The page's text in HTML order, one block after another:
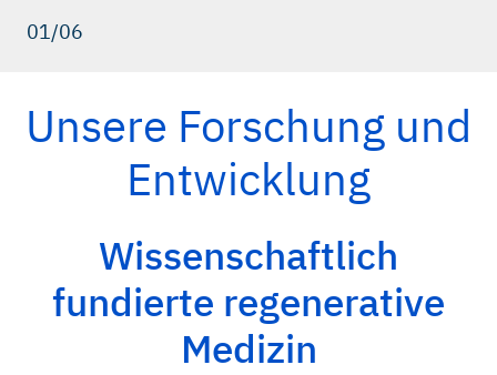
01/06
Unsere Forschung und
Entwicklung
Wissenschaftlich
fundierte regenerative
Medizin